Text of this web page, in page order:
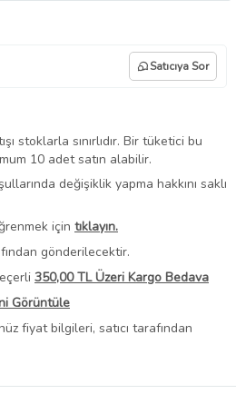
Satıcıya Sor
stoklarla sınırlıdır. Bir tüketici bu
10 adet satın alabilir.
değişiklik yapma hakkını saklı
için tıklayın.
gönderilecektir.
350,00 TL Üzeri Kargo Bedava
Görüntüle
fiyat bilgileri, satıcı tarafından